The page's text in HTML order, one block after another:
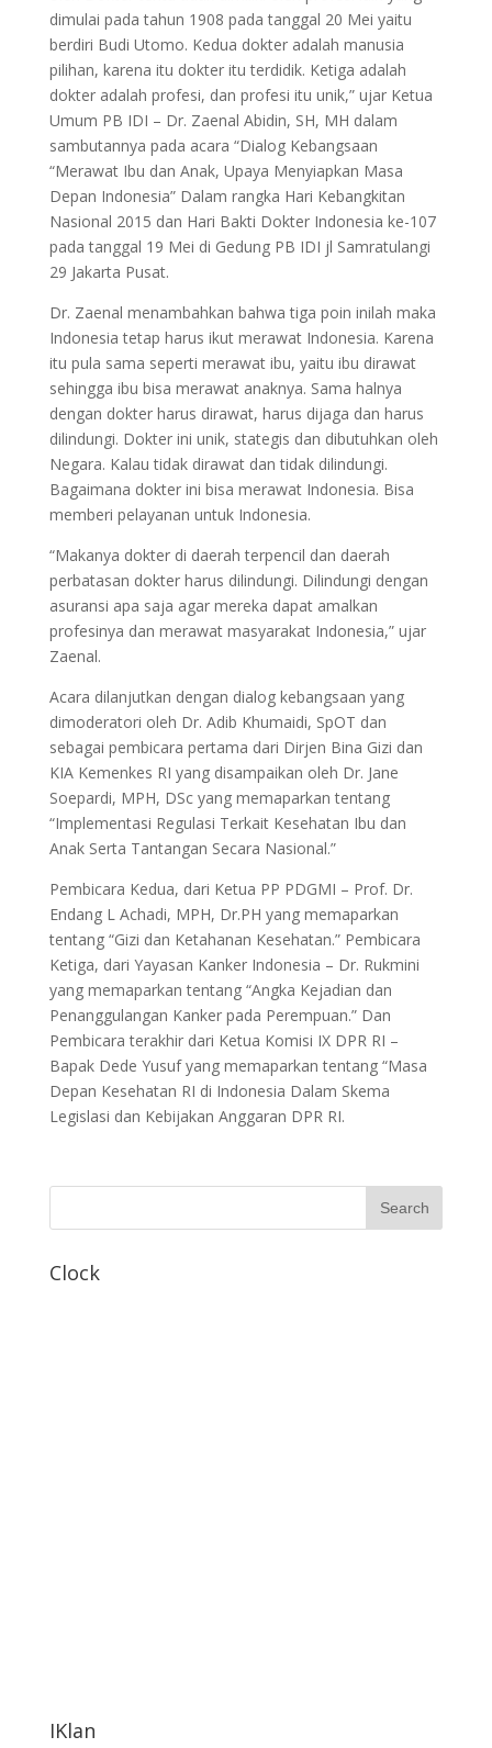
dimulai pada tahun 1908 pada tanggal 20 Mei yaitu
berdiri Budi Utomo. Kedua dokter adalah manusia
pilihan, karena itu dokter itu terdidik. Ketiga adalah
dokter adalah profesi, dan profesi itu unik,” ujar Ketua
Umum PB IDI – Dr. Zaenal Abidin, SH, MH dalam
sambutannya pada acara “Dialog Kebangsaan
“Merawat Ibu dan Anak, Upaya Menyiapkan Masa
Depan Indonesia” Dalam rangka Hari Kebangkitan
Nasional 2015 dan Hari Bakti Dokter Indonesia ke-107
pada tanggal 19 Mei di Gedung PB IDI jl Samratulangi
29 Jakarta Pusat.
Dr. Zaenal menambahkan bahwa tiga poin inilah maka
Indonesia tetap harus ikut merawat Indonesia. Karena
itu pula sama seperti merawat ibu, yaitu ibu dirawat
sehingga ibu bisa merawat anaknya. Sama halnya
dengan dokter harus dirawat, harus dijaga dan harus
dilindungi. Dokter ini unik, stategis dan dibutuhkan oleh
Negara. Kalau tidak dirawat dan tidak dilindungi.
Bagaimana dokter ini bisa merawat Indonesia. Bisa
memberi pelayanan untuk Indonesia.
“Makanya dokter di daerah terpencil dan daerah
perbatasan dokter harus dilindungi. Dilindungi dengan
asuransi apa saja agar mereka dapat amalkan
profesinya dan merawat masyarakat Indonesia,” ujar
Zaenal.
Acara dilanjutkan dengan dialog kebangsaan yang
dimoderatori oleh Dr. Adib Khumaidi, SpOT dan
sebagai pembicara pertama dari Dirjen Bina Gizi dan
KIA Kemenkes RI yang disampaikan oleh Dr. Jane
Soepardi, MPH, DSc yang memaparkan tentang
“Implementasi Regulasi Terkait Kesehatan Ibu dan
Anak Serta Tantangan Secara Nasional.”
Pembicara Kedua, dari Ketua PP PDGMI – Prof. Dr.
Endang L Achadi, MPH, Dr.PH yang memaparkan
tentang “Gizi dan Ketahanan Kesehatan.” Pembicara
Ketiga, dari Yayasan Kanker Indonesia – Dr. Rukmini
yang memaparkan tentang “Angka Kejadian dan
Penanggulangan Kanker pada Perempuan.” Dan
Pembicara terakhir dari Ketua Komisi IX DPR RI –
Bapak Dede Yusuf yang memaparkan tentang “Masa
Depan Kesehatan RI di Indonesia Dalam Skema
Legislasi dan Kebijakan Anggaran DPR RI.
Clock
IKlan